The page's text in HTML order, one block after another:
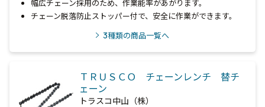
幅広チェーン採用のため、作業能率があがります。
チェーン脱落防止ストッパー付で、安全に作業ができます。
3種類の商品一覧へ
ＴＲＵＳＣＯ チェーンレンチ 替チ
ェーン
トラスコ中山（株）